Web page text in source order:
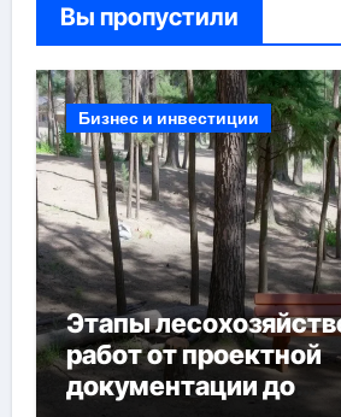
Вы пропустили
Бизнес и инвестиции
Этапы
работ от проектной
документации до